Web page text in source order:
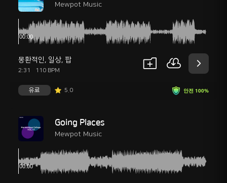
Mewpot Music
몽환적인, 일상, 팝
2:31 110 BPM
안전 100%
유료 5.0
Going Places
Mewpot Music